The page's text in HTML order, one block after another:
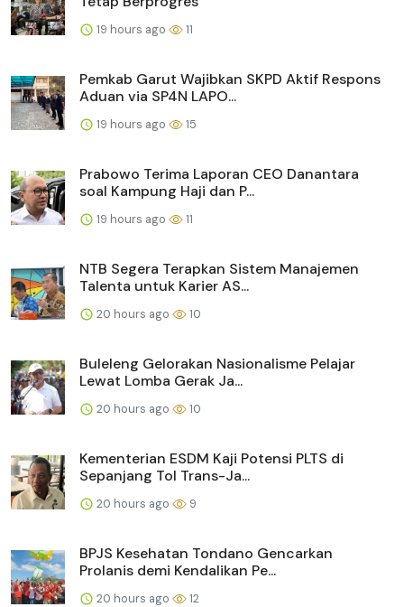
19 hours ago 11
Pemkab Garut Wajibkan SKPD Aktif Respons
Aduan via SP4N LAPO...
19 hours ago 15
Prabowo Terima Laporan CEO Danantara
soal Kampung Haji dan P...
19 hours ago 11
NTB Segera Terapkan Sistem Manajemen
Talenta untuk Karier AS...
20 hours ago 10
Buleleng Gelorakan Nasionalisme Pelajar
Lewat Lomba Gerak Ja...
20 hours ago 10
Kementerian ESDM Kaji Potensi PLTS di
Sepanjang Tol Trans-Ja...
20 hours ago 9
BPJS Kesehatan Tondano Gencarkan
Prolanis demi Kendalikan Pe...
20 hours ago 12